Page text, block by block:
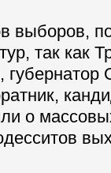
выборов,
так как
о